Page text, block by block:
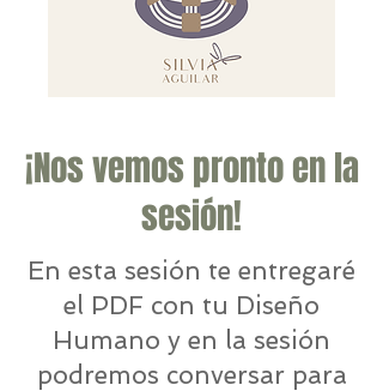
¡Nos vemos pronto en la
sesión!
En esta sesión te entregaré
el PDF con tu Diseño
Humano y en la sesión
podremos conversar para